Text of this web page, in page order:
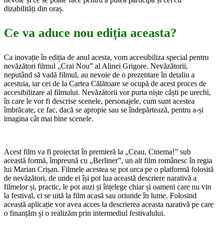
dizabilități din oraș.
Ce va aduce nou ediția aceasta?
Ca inovație în ediția de anul acesta, vom accesibiliza special pentru
nevăzători filmul „Crai Nou” al Alinei Grigore. Nevăzătorii,
neputând să vadă filmul, au nevoie de o prezentare în detaliu a
acestuia, iar cei de la Cartea Călătoare se ocupă de acest proces de
accesibilizare al filmului. Nevăzătorii vor purta niște căști pe urechi,
în care le vor fi descrise scenele, personajele, cum sunt acestea
îmbrăcate, ce fac, dacă se apropie sau se îndepărtează, pentru a-și
imagina cât mai bine scenele.
Acest film va fi proiectat în premieră la „Ceau, Cinema!” sub
această formă, împreună cu „Berliner”, un alt film românesc în regia
lui Marian Crișan. Filmele acestea se pot urca pe o platformă folosită
de nevăzători, de unde ei își pot lua această descriere narativă a
filmelor și, practic, le pot auzi și înțelege chiar și oameni care nu vin
la festival, ci se uită la film acasă sau oriunde în lume. Folosind
această aplicație vor avea acces la descrierea aceasta narativă pe care
o finanțăm și o realizăm prin intermediul festivalului.